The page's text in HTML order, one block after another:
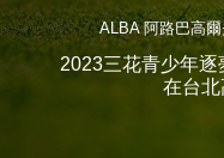
ALBA 阿路巴高
2023三花青少年逐
在台